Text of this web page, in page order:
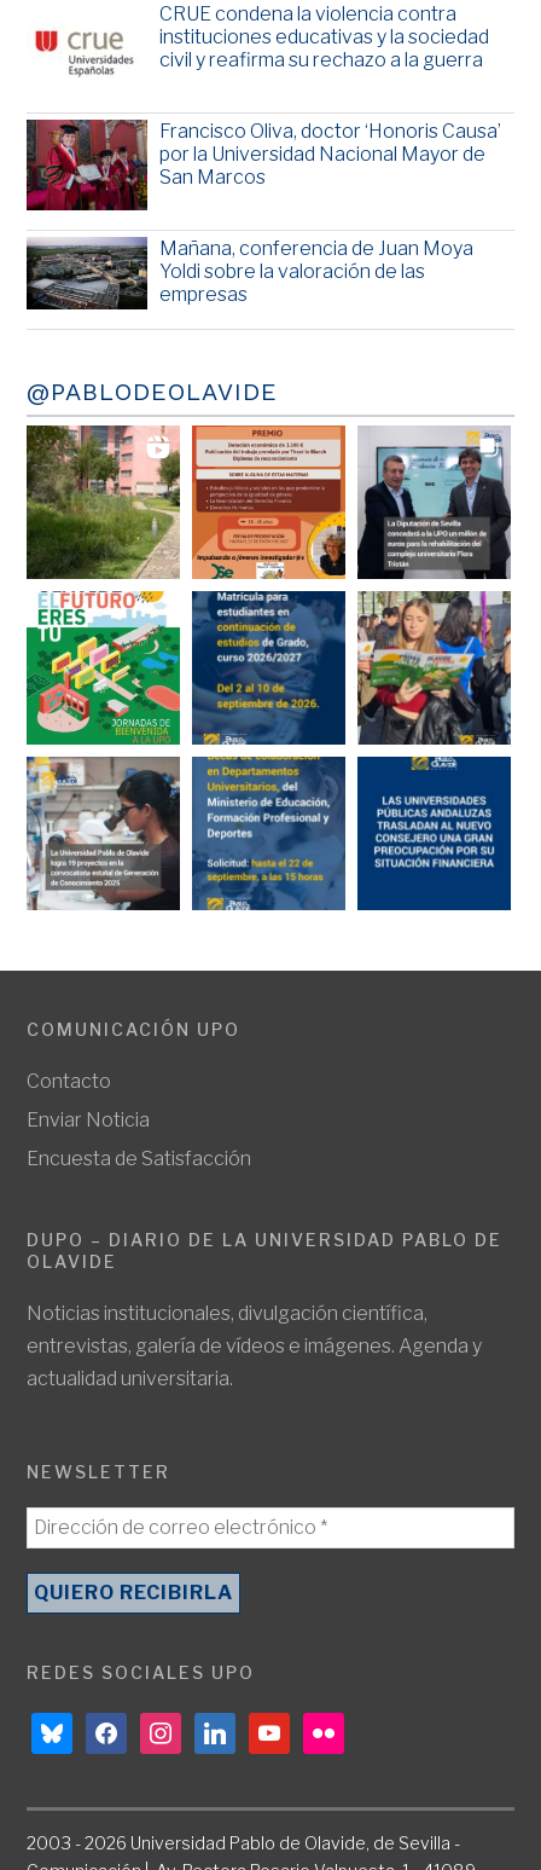
CRUE condena la violencia contra
instituciones educativas y la sociedad
civil y reafirma su rechazo a la guerra
Francisco Oliva, doctor ‘Honoris Causa’
por la Universidad Nacional Mayor de
San Marcos
Mañana, conferencia de Juan Moya
Yoldi sobre la valoración de las
empresas
@PABLODEOLAVIDE
COMUNICACIÓN UPO
Contacto
Enviar Noticia
Encuesta de Satisfacción
DUPO – DIARIO DE LA UNIVERSIDAD PABLO DE
OLAVIDE
Noticias institucionales, divulgación científica,
entrevistas, galería de vídeos e imágenes. Agenda y
actualidad universitaria.
NEWSLETTER
REDES SOCIALES UPO
blueskyfacebookinstagramlinkedinyoutubeflickr
2003 - 2026 Universidad Pablo de Olavide, de Sevilla -